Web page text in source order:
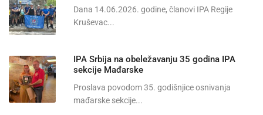
Dana 14.06.2026. godine, članovi IPA Regije
Kruševac...
IPA Srbija na obeležavanju 35 godina IPA
sekcije Mađarske
Proslava povodom 35. godišnjice osnivanja
mađarske sekcije...